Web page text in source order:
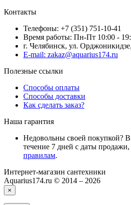
Контакты
Телефоны: +7 (351) 751-10-41
Время работы: Пн-Пт 10:00 -
г. Челябинск, ул.
E-mail: zakaz@aquarius174.ru
Полезные ссылки
Способы оплаты
Способы доставки
Как сделать заказ?
Наша гарантия
Недовольны своей покупкой?
течение 7 дней с даты продажи,
правилам.
Интернет-магазин сантехники
Aquarius174.ru © 2014 – 2026
×